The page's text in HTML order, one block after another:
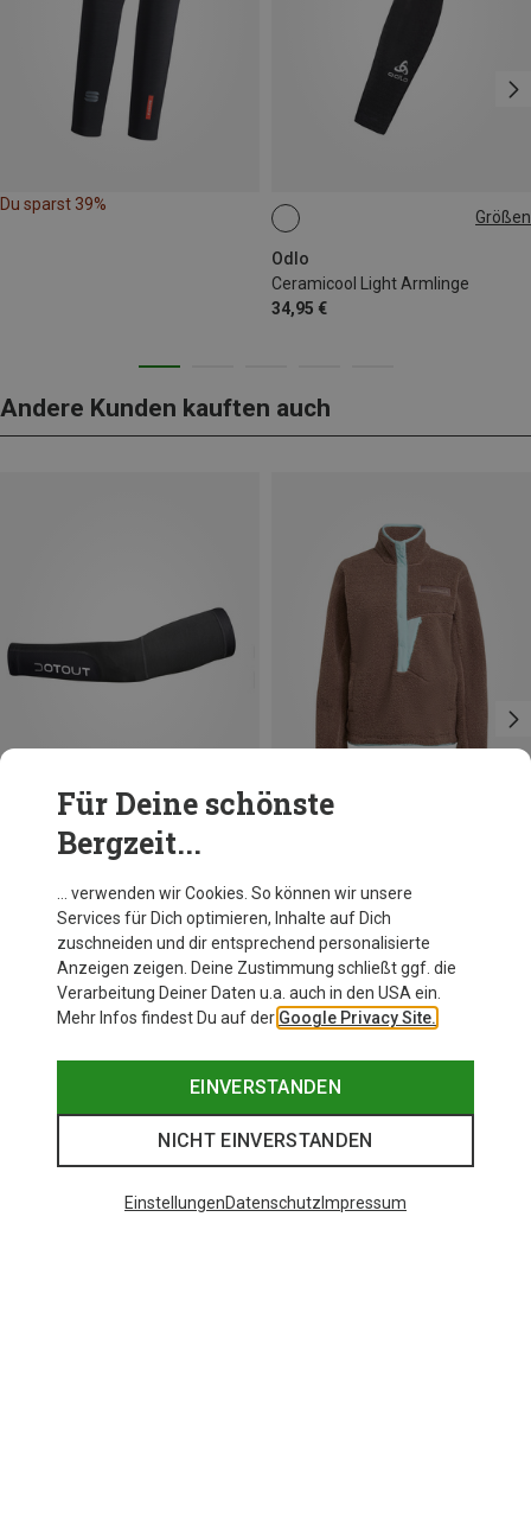
Du sparst 39%
Größen
Odlo
Ceramicool Light Armlinge
34,95 €
L|XL
Andere Kunden kauften auch
Du sparst 18%
Für Deine schönste
Bergzeit...
… verwenden wir Cookies. So können wir unsere
Services für Dich optimieren, Inhalte auf Dich
zuschneiden und dir entsprechend personalisierte
Anzeigen zeigen. Deine Zustimmung schließt ggf. die
Verarbeitung Deiner Daten u.a. auch in den USA ein.
Mehr Infos findest Du auf der Google Privacy Site.
EINVERSTANDEN
NICHT EINVERSTANDEN
EinstellungenDatenschutz Impressum